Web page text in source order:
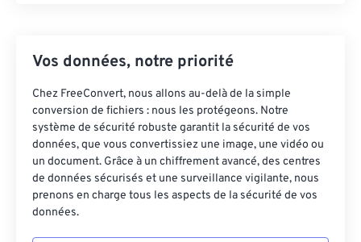
Vos données, notre priorité
Chez FreeConvert, nous allons au-delà de la simple
conversion de fichiers : nous les protégeons. Notre
système de sécurité robuste garantit la sécurité de vos
données, que vous convertissiez une image, une vidéo ou
un document. Grâce à un chiffrement avancé, des centres
de données sécurisés et une surveillance vigilante, nous
prenons en charge tous les aspects de la sécurité de vos
données.